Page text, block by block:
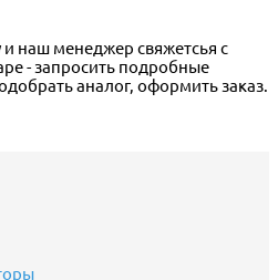
наш менеджер свяжетсья с
- запросить подробные
аналог, оформить заказ.